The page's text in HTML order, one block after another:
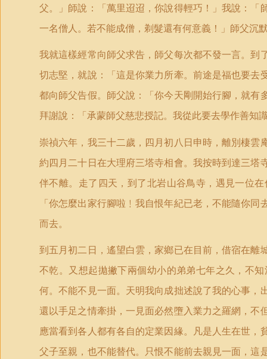
父。」師說：「萬里迢迢，你說得輕巧！」我說：
一名僧人。若不能成僧，剃髮還有何意義！」師父沉
我就這樣經常向師父求告，師父每次都不發一言。
切志堅，就說：「這是你業力所牽。前途是福也要
都向師父告假。師父說：「你今天剛開始行腳，就
拜謝說：「承蒙師父慈悲授記。我從此要去學作善知
崇禎六年，我三十二歲，四月初八日申時，離別棲
約四月二十日在大理府三塔寺相會。我按時到達三
伴不離。走了四天，到了北岩山谷鳥寺，遇見一位
「你怎麼出家行腳啦﹗我自恨年紀已老，不能隨你
而去。
到五月初二日，遙望白雲，家鄉已在目前，借宿在
不乾。又想起拋撇下兩個幼小的弟弟七年之久，不
何。不能不見一面。天明我向成拙述說了我的心事
還以手足之情牽掛，一見面必然墮入業力之羅網，
應當看到各人都有各自的定業因緣。凡是人生在世
父子至親，也不能替代。只恨不能前去親見一面，